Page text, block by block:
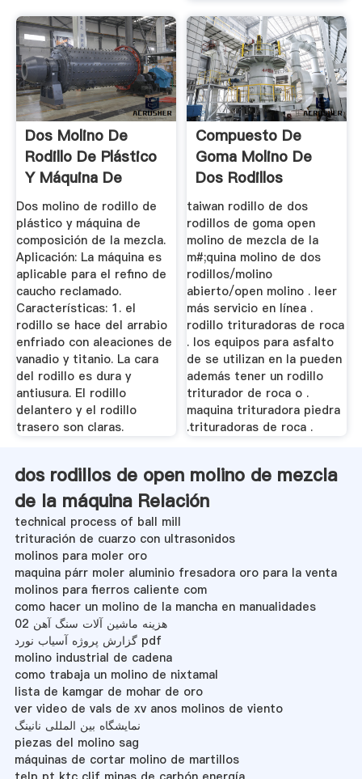
Dos Molino De
Rodillo De Plástico
Y Máquina De
Composición ...
Dos molino de rodillo de
plástico y máquina de
composición de la mezcla.
Aplicación: La máquina es
aplicable para el refino de
caucho reclamado.
Características: 1. el
rodillo se hace del arrabio
enfriado con aleaciones de
vanadio y titanio. La cara
del rodillo es dura y
antiusura. El rodillo
delantero y el rodillo
trasero son claras.
Compuesto De
Goma Molino De
Dos Rodillos
taiwan rodillo de dos
rodillos de goma open
molino de mezcla de la
m#;quina molino de dos
rodillos/molino
abierto/open molino . leer
más servicio en línea .
rodillo trituradoras de roca
. los equipos para asfalto
de se utilizan en la pueden
además tener un rodillo
triturador de roca o .
maquina trituradora piedra
.trituradoras de roca .
dos rodillos de open molino de mezcla
de la máquina Relación
technical process of ball mill
trituración de cuarzo con ultrasonidos
molinos para moler oro
maquina párr moler aluminio fresadora oro para la venta
molinos para fierros caliente com
como hacer un molino de la mancha en manualidades
هزینه ماشین آلات سنگ آهن 02
گزارش پروژه آسیاب نورد pdf
molino industrial de cadena
como trabaja un molino de nixtamal
lista de kamgar de mohar de oro
ver video de vals de xv anos molinos de viento
نمایشگاه بین المللی نانینگ
piezas del molino sag
máquinas de cortar molino de martillos